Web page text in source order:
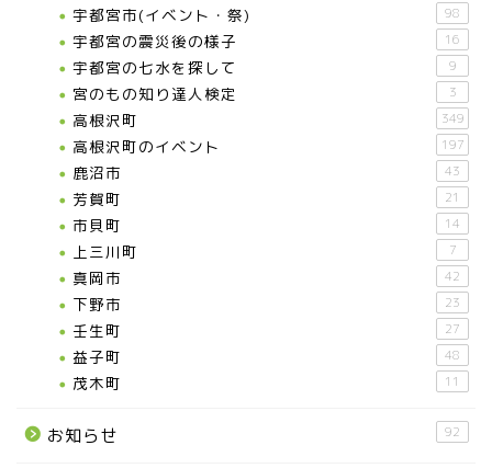
宇都宮市(イベント・祭) 98
宇都宮の震災後の様子 16
宇都宮の七水を探して 9
宮のもの知り達人検定 3
高根沢町 349
高根沢町のイベント 197
鹿沼市 43
芳賀町 21
市貝町 14
上三川町 7
真岡市 42
下野市 23
壬生町 27
益子町 48
茂木町 11
お知らせ 92